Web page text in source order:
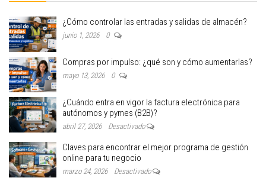
¿Cómo controlar las entradas y salidas de almacén?
junio 1, 2026 0
Compras por impulso: ¿qué son y cómo aumentarlas?
mayo 13, 2026 0
¿Cuándo entra en vigor la factura electrónica para
autónomos y pymes (B2B)?
abril 27, 2026 Desactivado
Claves para encontrar el mejor programa de gestión
online para tu negocio
marzo 24, 2026 Desactivado